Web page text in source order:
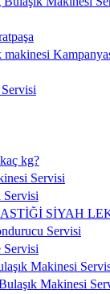
kg?
Servisi
SİYAH
Servisi
Servisi
Makinesi
Makinesi